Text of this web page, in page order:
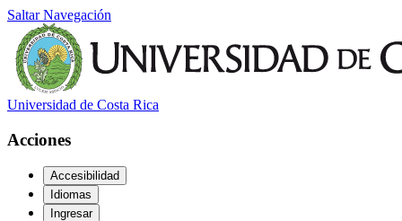
Saltar Navegación
Universidad de Costa Rica
Acciones
Accesibilidad
Idiomas
Ingresar